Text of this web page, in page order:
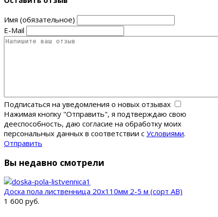
Имя (обязательное)
E-Mail
Подписаться на уведомления о новых отзывах
Нажимая кнопку "Отправить", я подтверждаю свою
дееспособность, даю согласие на обработку моих
персональных данных в соответствии с Условиями.
Отправить
Вы недавно смотрели
Доска пола лиственница 20х110мм 2-5 м (сорт AB)
1 600 руб.